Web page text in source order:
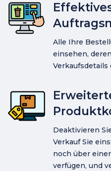
Alle Ihre
einsehen,
Deaktivieren
Verkauf Sie
noch über
verfügen, und